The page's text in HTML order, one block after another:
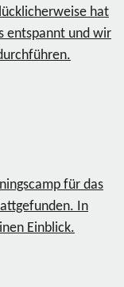
hat
entspannt und wir
für das
In
Einblick.